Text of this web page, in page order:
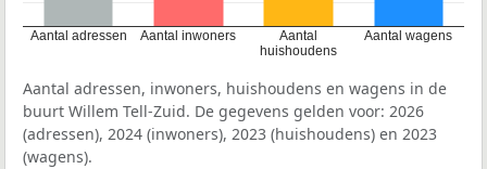
Aantal adressen Aantal inwoners
Aantal
huishoudens
Aantal wagens
Aantal adressen, inwoners, huishoudens en wagens in de
buurt Willem Tell-Zuid. De gegevens gelden voor: 2026
(adressen), 2024 (inwoners), 2023 (huishoudens) en 2023
(wagens).